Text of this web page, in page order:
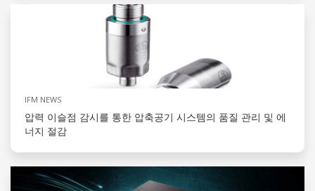
IFM NEWS
압력 이슬점 감시를 통한 압축공기 시스템의 품질 관리 및 에
너지 절감